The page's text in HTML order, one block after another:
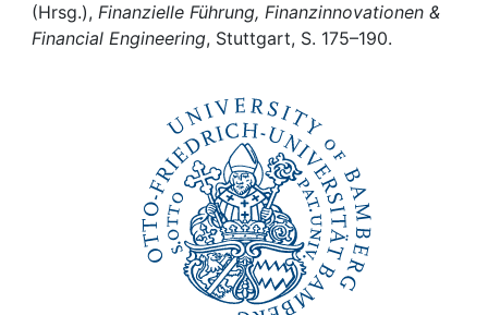
Help
(Hrsg.), Finanzielle Führung, Finanzinnovationen &
Financial Engineering, Stuttgart, S. 175–190.